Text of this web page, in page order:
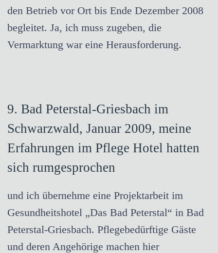
den Betrieb vor Ort bis Ende Dezember 2008
begleitet. Ja, ich muss zugeben, die
Vermarktung war eine Herausforderung.
9. Bad Peterstal-Griesbach im
Schwarzwald, Januar 2009, meine
Erfahrungen im Pflege Hotel hatten
sich rumgesprochen
und ich übernehme eine Projektarbeit im
Gesundheitshotel „Das Bad Peterstal“ in Bad
Peterstal-Griesbach. Pflegebedürftige Gäste
und deren Angehörige machen hier